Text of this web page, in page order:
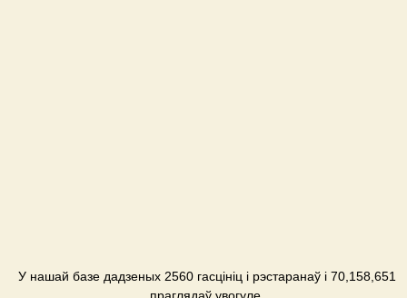
У нашай базе дадзеных 2560 гасцініц і рэстаранаў і 70,158,651